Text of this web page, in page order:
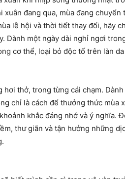
đang qua, mùa đang chuyển
lễ hội và thời tiết thay đổi, hãy
Dành một ngày dài nghỉ ngơi
cơ thể, loại bỏ độc tố trên làn
thở, trong từng cái chạm.
chỉ là cách để thưởng thức mùa
khắc đáng nhớ và ý nghĩa.
thư giãn và tận hưởng những